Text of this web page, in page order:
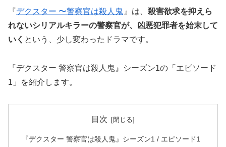
『デクスター 〜警察官は殺人鬼 』は、 殺害欲求を抑えら
れないシリアルキラーの警察官が、凶悪犯罪者を始末して
いく という、少し変わったドラマです。
『デクスター 警察官は殺人鬼』シーズン1の「エピソード
1」を紹介します。
目次
『デクスター 警察官は殺人鬼』シーズン1 / エピソード1